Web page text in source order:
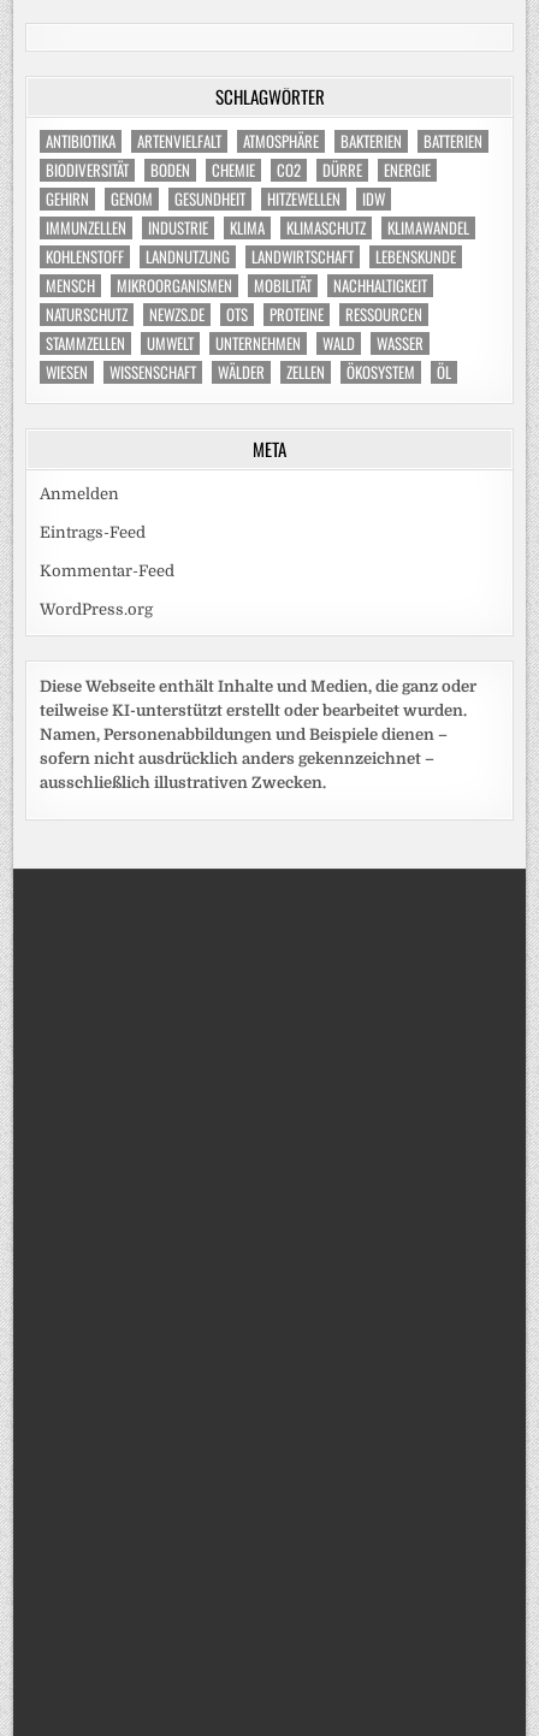
SCHLAGWÖRTER
ANTIBIOTIKA ARTENVIELFALT ATMOSPHÄRE BAKTERIEN
BATTERIEN
BIODIVERSITÄT
BODEN CHEMIE CO2 DÜRRE
ENERGIE
GEHIRN
GENOM GESUNDHEIT HITZEWELLEN
IDW
IMMUNZELLEN
INDUSTRIE KLIMA KLIMASCHUTZ
KLIMAWANDEL
KOHLENSTOFF
LANDNUTZUNG LANDWIRTSCHAFT
LEBENSKUNDE
MENSCH
MIKROORGANISMEN MOBILITÄT
NACHHALTIGKEIT
NATURSCHUTZ
NEWZS.DE OTS PROTEINE
RESSOURCEN
STAMMZELLEN
UMWELT UNTERNEHMEN WALD
WASSER
WIESEN
WISSENSCHAFT WÄLDER ZELLEN ÖKOSYSTEM ÖL
META
Anmelden
Eintrags-Feed
Kommentar-Feed
WordPress.org
Diese Webseite enthält Inhalte und Medien, die ganz oder
teilweise KI-unterstützt erstellt oder bearbeitet wurden.
Namen, Personenabbildungen und Beispiele dienen –
sofern nicht ausdrücklich anders gekennzeichnet –
ausschließlich illustrativen Zwecken.